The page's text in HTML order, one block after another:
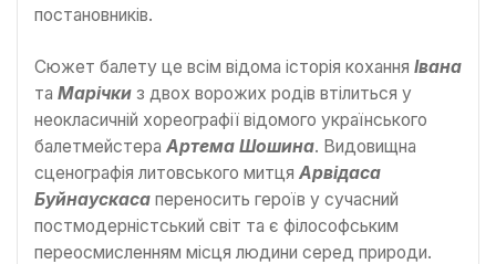
постановників.
Сюжет балету це всім відома історія кохання Івана
та Марічки з двох ворожих родів втілиться у
неокласичній хореографії відомого українського
балетмейстера Артема Шошина. Видовищна
сценографія литовського митця Арвідаса
Буйнаускаса переносить героїв у сучасний
постмодерністський світ та є філософським
переосмисленням місця людини серед природи.